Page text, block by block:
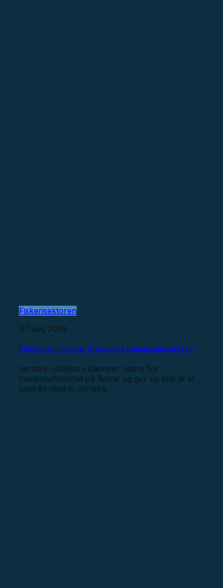
Fiskerisektoren
07 aug 2026
Politikere til fiskere: Vi skal bare fremad med fuld fart
Venstre-politikere kæmper videre for
hesterejefiskeriet på Rømø og gør sig klar til et
samråd med to ministre